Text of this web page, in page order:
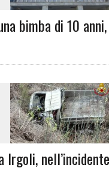
bimba di 10
Irgoli,